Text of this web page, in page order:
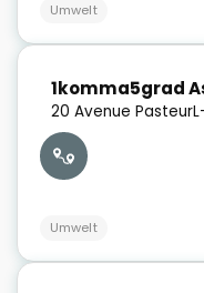
Umwelt
1komma5grad
20 Avenue Pasteur
Umwelt